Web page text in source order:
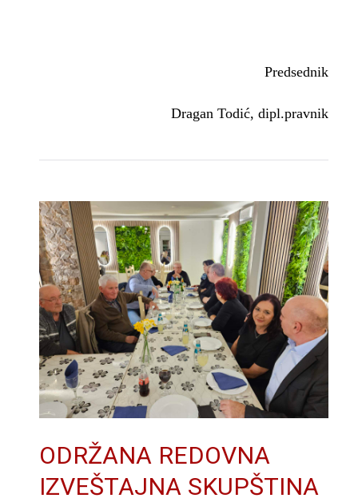
Predsednik
Dragan Todić, dipl.pravnik
ODRŽANA REDOVNA
IZVEŠTAJNA SKUPŠTINA